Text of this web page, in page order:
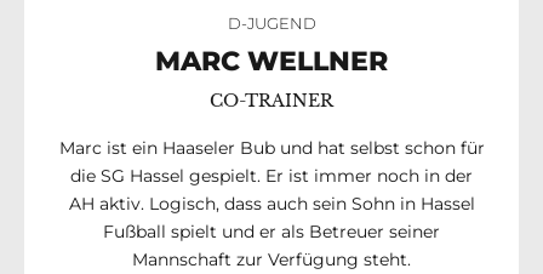
D-JUGEND
MARC WELLNER
CO-TRAINER
Marc ist ein Haaseler Bub und hat selbst schon für
die SG Hassel gespielt. Er ist immer noch in der
AH aktiv. Logisch, dass auch sein Sohn in Hassel
Fußball spielt und er als Betreuer seiner
Mannschaft zur Verfügung steht.